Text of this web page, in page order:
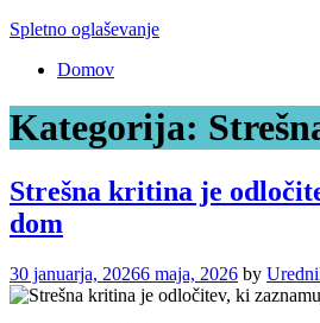
Skip
content
Spletno oglaševanje
Domov
Kategorija:
Strešna kritina je
dom
30 januarja, 20266 maja, 2026 by